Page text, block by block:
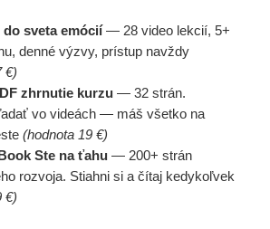
do sveta emócií— 28 video lekcií, 5+
denné výzvy, prístup navždy
€)
zhrnutie kurzu— 32 strán.
vo videách — máš všetko na
(hodnota 19 €)
Ste na ťahu— 200+ strán
rozvoja. Stiahni si a čítaj kedykoľvek
€)